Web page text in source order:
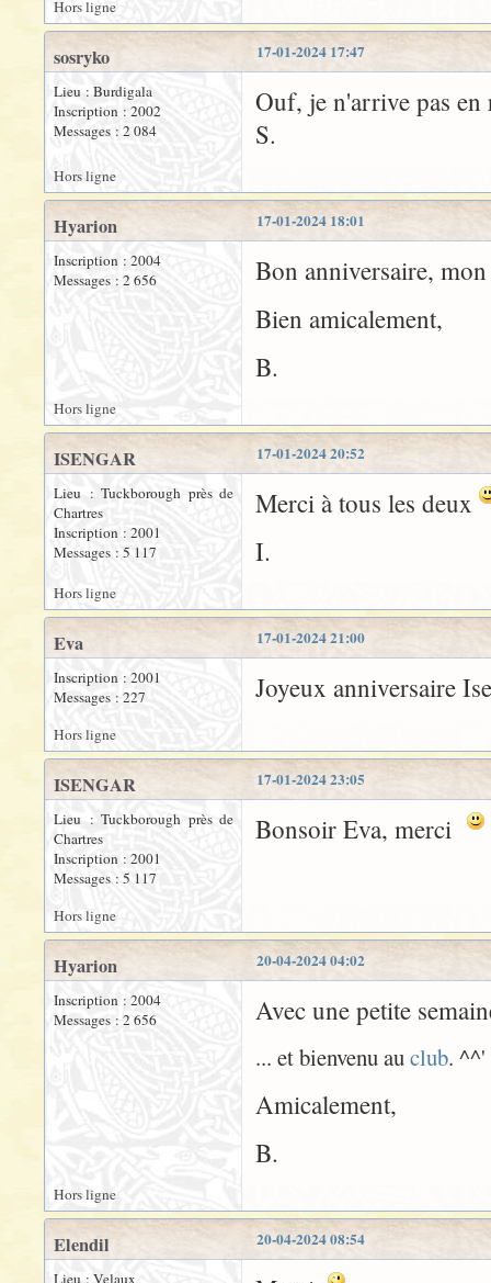
Hors ligne
17-01-2024 17:47
sosryko
Lieu : Burdigala
Inscription : 2002
Messages : 2 084
Ouf, je n'arrive pas
S.
Hors ligne
17-01-2024 18:01
Hyarion
Inscription : 2004
Messages : 2 656
Bon anniversaire,
Bien amicalement,
B.
Hors ligne
17-01-2024 20:52
ISENGAR
Lieu : Tuckborough près de
Chartres
Inscription : 2001
Messages : 5 117
Merci à tous les deux
I.
Hors ligne
17-01-2024 21:00
Eva
Inscription : 2001
Messages : 227
Joyeux anniversaire
Hors ligne
17-01-2024 23:05
ISENGAR
Lieu : Tuckborough près de
Chartres
Inscription : 2001
Messages : 5 117
Bonsoir Eva, merci
Hors ligne
20-04-2024 04:02
Hyarion
Inscription : 2004
Messages : 2 656
Avec une petite
... et bienvenu auclub. ^^'
Amicalement,
B.
Hors ligne
20-04-2024 08:54
Elendil